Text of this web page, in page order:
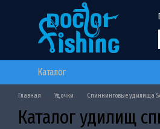
Перейти к основному контенту
Каталог
Главная Удочки Спиннинговые удилища
Каталог удилищ